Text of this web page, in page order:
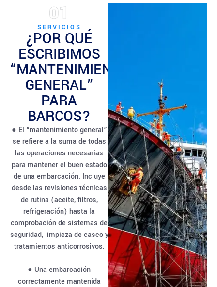
01
SERVICIOS
¿POR QUÉ
ESCRIBIMOS
“MANTENIMIENTO
GENERAL”
PARA
BARCOS?
● El “mantenimiento general”
se refiere a la suma de todas
las operaciones necesarias
para mantener el buen estado
de una embarcación. Incluye
desde las revisiones técnicas
de rutina (aceite, filtros,
refrigeración) hasta la
comprobación de sistemas de
seguridad, limpieza de casco y
tratamientos anticorrosivos.
● Una embarcación
correctamente mantenida